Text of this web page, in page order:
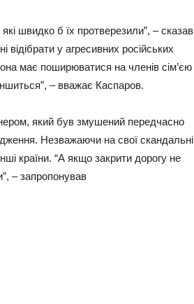
швидко б їх протверезили”, – сказав
відібрати у агресивних російських
має поширюватися на членів сім’єю
– вважає Каспаров.
який був змушений передчасно
Незважаючи на свої скандальні
країни. “А якщо закрити дорогу не
– запропонував